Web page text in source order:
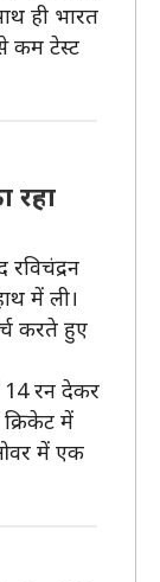
ही भारत
कम टेस्ट
रहा
में ली।
करते हुए
रन देकर
में
में एक